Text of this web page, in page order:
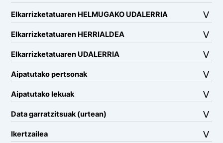
Elkarrizketatuaren HELMUGAKO UDALERRIA
Elkarrizketatuaren HERRIALDEA
Elkarrizketatuaren UDALERRIA
Aipatutako pertsonak
Aipatutako lekuak
Data garratzitsuak (urtean)
Ikertzailea